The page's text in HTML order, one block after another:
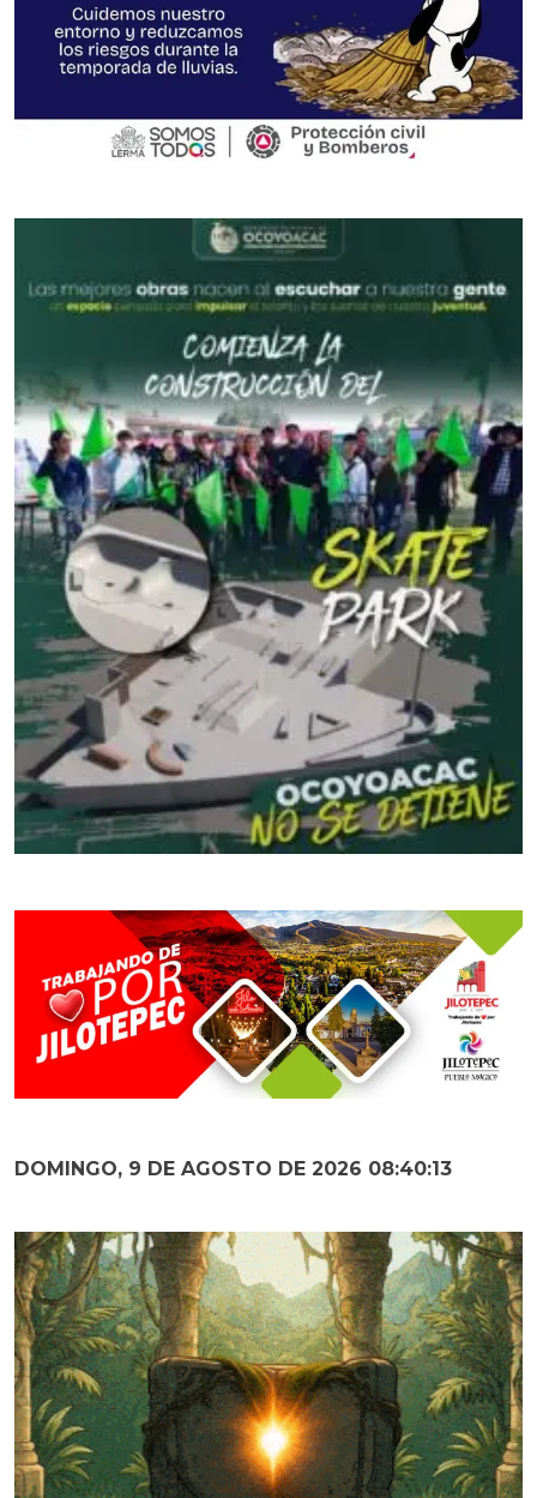
DOMINGO, 9 DE AGOSTO DE 2026 08:40:15